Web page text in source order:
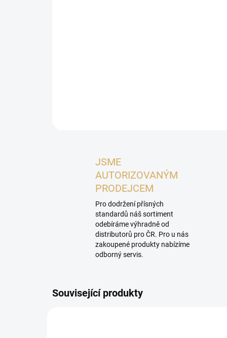
JSME
AUTORIZOVANÝM
PRODEJCEM
Pro dodržení přísných
standardů náš sortiment
odebíráme výhradně od
distributorů pro ČR. Pro u nás
zakoupené produkty nabízíme
odborný servis.
Související produkty